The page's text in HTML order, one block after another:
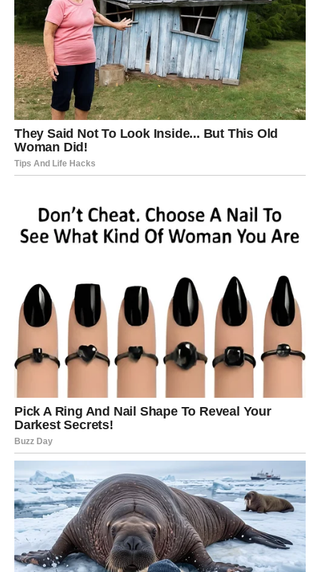
LJUBAV – SRCE VAM GOVORI
ISTINU
Kada je ljubav u pitanju, ovog vikenda ćete mnogo jasnije
vidjeti šta želite.
Ako ste slobodne, moguće je poznanstvo sa osobom koja
će vas odmah privući šarmom, pažnjom i načinom na koji
vas razumije.
Ako ste zauzete, pred vama je razgovor koji bi mogao
promijeniti odnos sa voljenom osobom.
Recite ono što osjećate.
NE DONOSITE ODLUKE U
LJUTNJI
Zvijezde vam šalju još jedno upozorenje.
Ovog vikenda mogle biste burno reagovati na nešto što
vas povrijedi ili razočara.
Pokušajte ne donositi velike odluke u trenutku ljutnje.
Jedna impulzivna reakcija mogla bi vam kasnije donijeti
kajanje.